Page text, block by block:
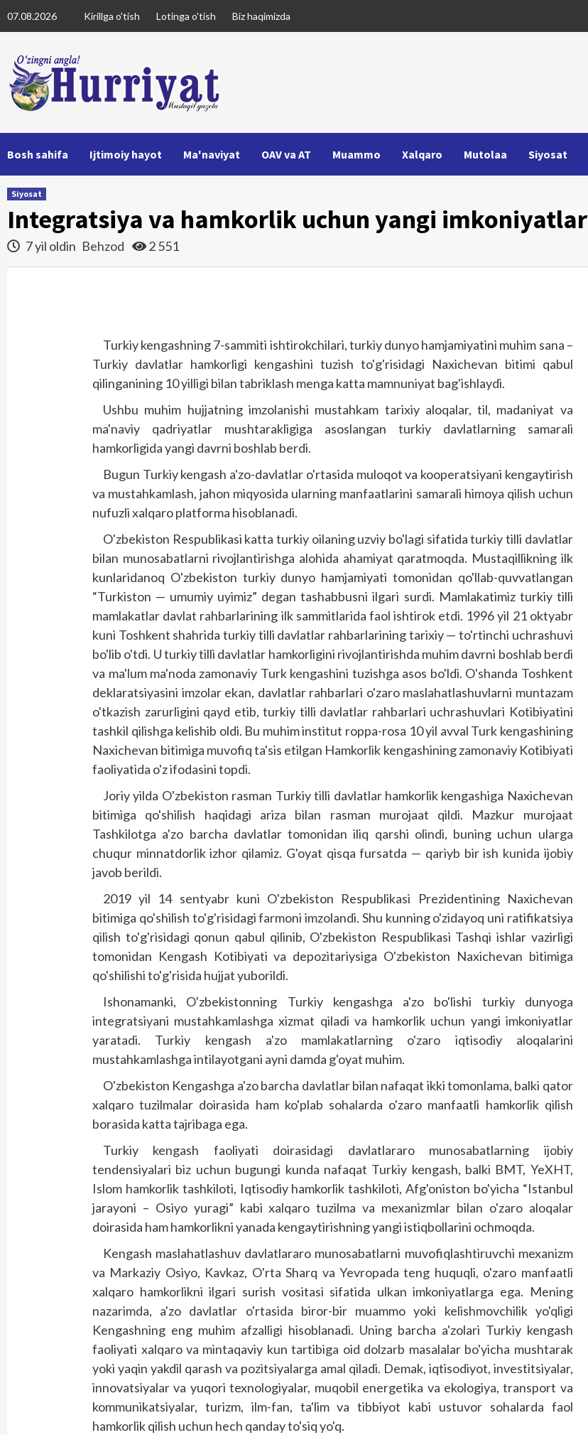
to
07.08.2026 Kirillga o'tish Lotinga o'tish Biz haqimizda
Bosh sahifa Ijtimoiy hayot Ma'naviyat OAV va AT Muammo Xalqaro Mutolaa Siyosat
Siyosat
Integratsiya va hamkorlik uchun yangi imkoniyatlar
7 yil oldin Behzod 2 551
Turkiy kengashning 7-sammiti ishtirokchilari, turkiy dunyo hamjamiyatini muhim sana –
Turkiy davlatlar hamkorligi kengashini tuzish to'g'risidagi Naxichevan bitimi qabul
qilinganining 10 yilligi bilan tabriklash menga katta mamnuniyat bag'ishlaydi.
Ushbu muhim hujjatning imzolanishi mustahkam tarixiy aloqalar, til, madaniyat va
ma'naviy qadriyatlar mushtarakligiga asoslangan turkiy davlatlarning samarali
hamkorligida yangi davrni boshlab berdi.
Bugun Turkiy kengash a'zo-davlatlar o'rtasida muloqot va kooperatsiyani kengaytirish
va mustahkamlash, jahon miqyosida ularning manfaatlarini samarali himoya qilish uchun
nufuzli xalqaro platforma hisoblanadi.
O'zbekiston Respublikasi katta turkiy oilaning uzviy bo'lagi sifatida turkiy tilli davlatlar
bilan munosabatlarni rivojlantirishga alohida ahamiyat qaratmoqda. Mustaqillikning ilk
kunlaridanoq O'zbekiston turkiy dunyo hamjamiyati tomonidan qo'llab-quvvatlangan
“Turkiston — umumiy uyimiz” degan tashabbusni ilgari surdi. Mamlakatimiz turkiy tilli
mamlakatlar davlat rahbarlarining ilk sammitlarida faol ishtirok etdi. 1996 yil 21 oktyabr
kuni Toshkent shahrida turkiy tilli davlatlar rahbarlarining tarixiy — to'rtinchi uchrashuvi
bo'lib o'tdi. U turkiy tilli davlatlar hamkorligini rivojlantirishda muhim davr­ni boshlab berdi
va ma'lum ma'noda zamonaviy Turk kengashini tuzishga asos bo'ldi. O'shanda Toshkent
deklaratsiyasini imzolar ekan, davlatlar rahbarlari o'zaro maslahatlashuvlarni muntazam
o'tkazish zarurligini qayd etib, turkiy tilli davlatlar rahbarlari uchrashuvlari Kotibiyatini
tashkil qilishga kelishib oldi. Bu muhim institut roppa-rosa 10 yil avval Turk kengashining
Naxichevan bitimiga muvofiq ta'sis etilgan Hamkorlik kengashining zamonaviy Kotibiyati
faoliyatida o'z ifodasini topdi.
Joriy yilda O'zbekiston rasman Turkiy tilli davlatlar hamkorlik kengashiga Naxichevan
bitimiga qo'shilish haqidagi ariza bilan rasman murojaat qildi. Mazkur murojaat
Tashkilotga a'zo barcha davlatlar tomonidan iliq qarshi olindi, buning uchun ularga
chuqur minnatdorlik izhor qilamiz. G'oyat qisqa fursatda — qariyb bir ish kunida ijobiy
javob berildi.
2019 yil 14 sentyabr kuni O'zbekiston Respublikasi Prezidentining Naxichevan
bitimiga qo'shilish to'g'risidagi farmoni imzolandi. Shu kunning o'zidayoq uni ratifikatsiya
qilish to'g'risidagi qonun qabul qilinib, O'zbekiston Respublikasi Tashqi ishlar vazirligi
tomonidan Kengash Kotibiyati va depozitariysiga O'zbe­kis­ton Naxichevan bitimiga
qo'shilishi to'g'risida hujjat yuborildi.
Ishonamanki, O'zbekistonning Turkiy kengashga a'zo bo'lishi turkiy dunyoga
integratsiyani mustahkamlashga xizmat qiladi va hamkorlik uchun yangi imkoniyatlar
yaratadi. Turkiy kengash a'zo mamlakatlarning o'zaro iqtisodiy aloqalarini
mustahkamlashga intilayotgani ayni damda g'oyat muhim.
O'zbekiston Kengashga a'zo barcha davlatlar bilan nafaqat ikki tomonlama, balki qator
xalqaro tuzilmalar doirasida ham ko'plab sohalarda o'zaro manfaatli hamkorlik qilish
borasida katta tajribaga ega.
Turkiy kengash faoliyati doirasidagi davlatlararo munosabatlarning ijobiy
tendensiyalari biz uchun bugungi kunda nafaqat Turkiy kengash, balki BMT, YeXHT,
Islom hamkorlik tashkiloti, Iqtisodiy hamkorlik tashkiloti, Afg'oniston bo'yicha “Istanbul
jarayoni – Osiyo yuragi” kabi xalqaro tuzilma va mexanizmlar bilan o'zaro aloqalar
doirasida ham hamkorlikni yanada kengaytirishning yangi istiqbollarini ochmoqda.
Kengash maslahatlashuv davlatlararo munosabatlarni muvofiqlashtiruvchi mexanizm
va Markaziy Osiyo, Kavkaz, O'rta Sharq va Yevropada teng huquqli, o'zaro manfaatli
xalq­aro hamkorlikni ilgari surish vositasi sifatida ulkan imkoniyatlarga ega. Mening
nazarimda, a'zo davlatlar o'rtasida biror-bir muammo yoki kelishmovchilik yo'qligi
Kengashning eng muhim afzalligi hisoblanadi. Uning barcha a'zolari Turkiy kengash
faoliyati xalqaro va mintaqaviy kun tartibiga oid dolzarb masalalar bo'yicha mushtarak
yoki yaqin yakdil qarash va pozitsiya­larga amal qiladi. Demak, iqtisodiyot, investitsiyalar,
innovatsiyalar va yuqori texnologiya­lar, muqobil energetika va ekologiya, transport va
kommunikatsiyalar, turizm, ilm-fan, ta'lim va tibbiyot kabi ustuvor sohalarda faol
hamkorlik qilish uchun hech qanday to'siq yo'q.